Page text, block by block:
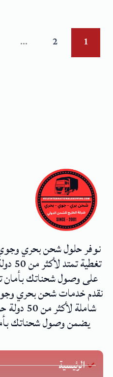
1
2
…
نوفر حلول شحن بحري
على وصول شحناتك بأمان
نقدم خدمات شحن بحري
شاملة
يضمن وصول شحناتك
الرئيسية